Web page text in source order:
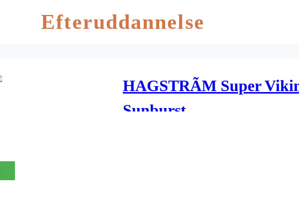
Efteruddannelse
HAGSTRÃM Super
Sunburst